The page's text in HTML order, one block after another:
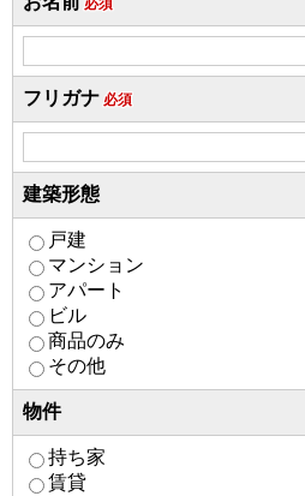
フリガナ 必須
建築形態
戸建
マンション
アパート
ビル
商品のみ
その他
物件
持ち家
賃貸